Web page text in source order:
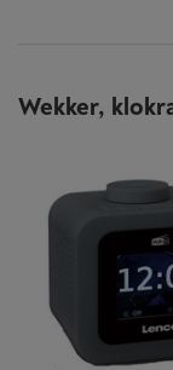
Wekker,